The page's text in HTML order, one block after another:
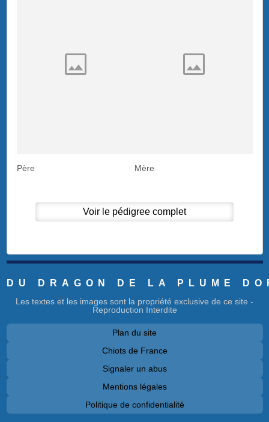
Père Mère
Voir le pédigree complet
DU DRAGON DE LA PLUME
Les textes et les images sont la propriété exclusive de ce site -
Reproduction Interdite
Plan du site
Chiots de France
Signaler un abus
Mentions légales
Politique de confidentialité